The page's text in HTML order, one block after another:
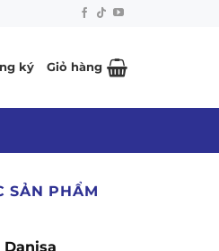
ký Giỏ hàng
SẢN PHẨM